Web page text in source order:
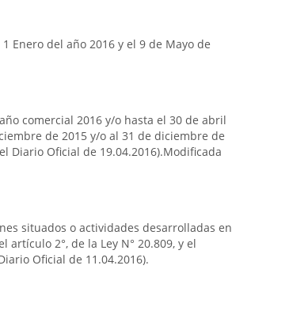
Enero del año 2016 y el 9 de Mayo de
comercial 2016 y/o hasta el 30 de abril
de 2015 y/o al 31 de diciembre de
Diario Oficial de 19.04.2016).Modificada
situados o actividades desarrolladas en
2°, de la Ley N° 20.809, y el
Oficial de 11.04.2016).